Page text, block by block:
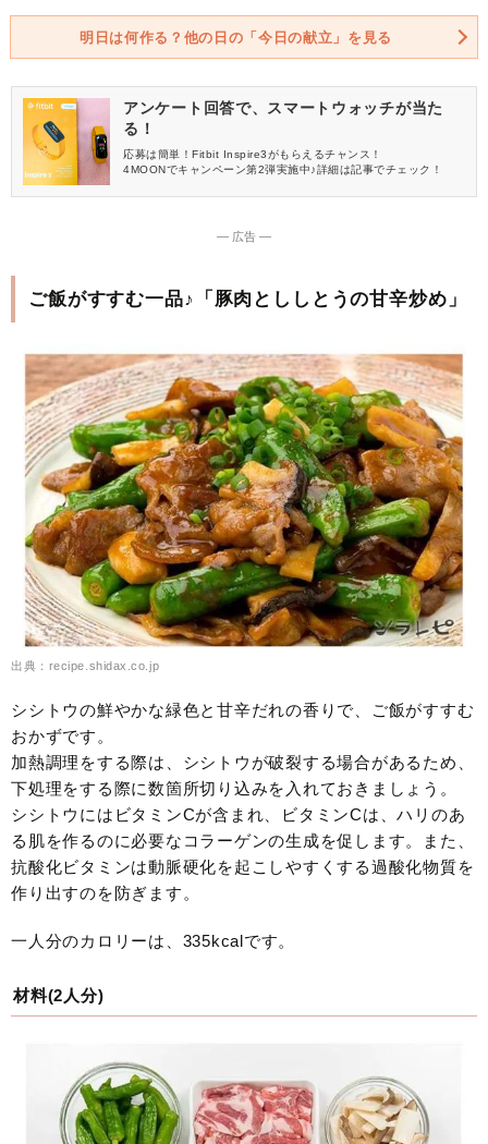
明日は何作る？他の日の「今日の献立」を見る
アンケート回答で、スマートウォッチが当た
る！
応募は簡単！Fitbit Inspire3がもらえるチャンス！
4MOONでキャンペーン第2弾実施中♪詳細は記事でチェック！
― 広告 ―
ご飯がすすむ一品♪「豚肉とししとうの甘辛炒め」
出典：recipe.shidax.co.jp
シシトウの鮮やかな緑色と甘辛だれの香りで、ご飯がすすむ
おかずです。
加熱調理をする際は、シシトウが破裂する場合があるため、
下処理をする際に数箇所切り込みを入れておきましょう。
シシトウにはビタミンCが含まれ、ビタミンCは、ハリのあ
る肌を作るのに必要なコラーゲンの生成を促します。また、
抗酸化ビタミンは動脈硬化を起こしやすくする過酸化物質を
作り出すのを防ぎます。
一人分のカロリーは、335kcalです。
材料(2人分)